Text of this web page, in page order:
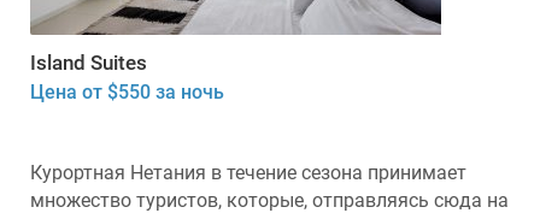
Island Suites
Цена от $550 за ночь
Курортная Нетания в течение сезона принимает
множество туристов, которые, отправляясь сюда на